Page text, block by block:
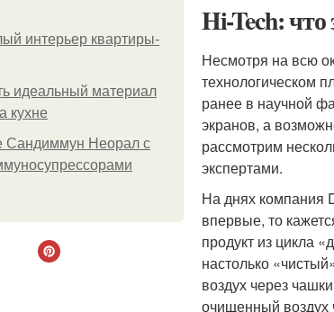
интерьер квартиры-
идеальный материал
кухне
Сандиммун Неорал с
Hi-Tech:
Несмотря на всю
технологическом
ранее в научной
экранов, а
рассмотрим
экспертами.
На днях компания
впервые, то
продукт из цикла
настолько
воздух через
очищенный воздух